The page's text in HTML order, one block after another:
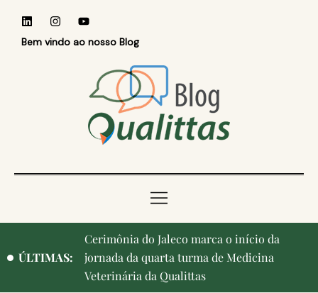
Bem vindo ao nosso Blog
ÚLTIMAS:
Cerimônia do Jaleco marca o início da
jornada da quarta turma de Medicina
Veterinária da Qualittas
Qualittas, Portas Abertas! e aniversário de
Campinas, cidade onde nasceu a instituição,
ganham destaque na imprensa